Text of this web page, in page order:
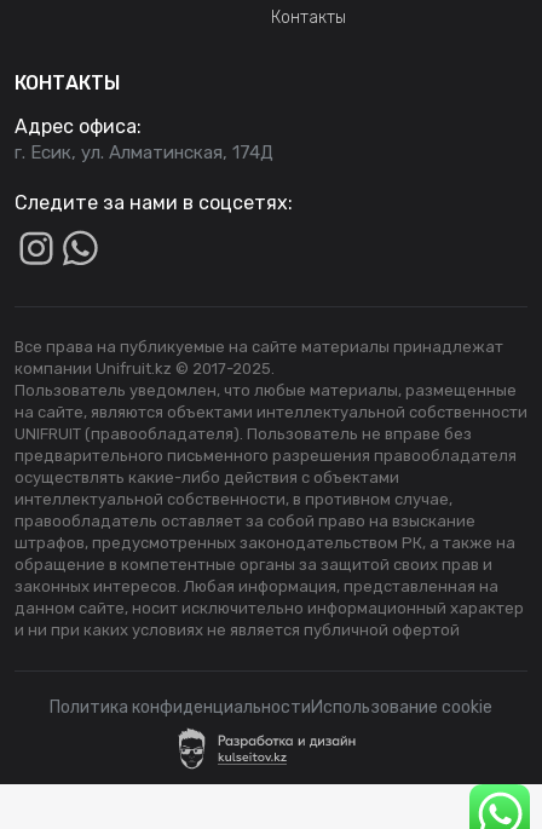
Контакты
КОНТАКТЫ
Адрес офиса:
г. Есик, ул. Алматинская, 174Д
Следите за нами в соцсетях:
Все права на публикуемые на сайте материалы принадлежат
компании Unifruit.kz © 2017-2025.
Пользователь уведомлен, что любые материалы, размещенные
на сайте, являются объектами интеллектуальной собственности
UNIFRUIT (правообладателя). Пользователь не вправе без
предварительного письменного разрешения правообладателя
осуществлять какие-либо действия с объектами
интеллектуальной собственности, в противном случае,
правообладатель оставляет за собой право на взыскание
штрафов, предусмотренных законодательством РК, а также на
обращение в компетентные органы за защитой своих прав и
законных интересов. Любая информация, представленная на
данном сайте, носит исключительно информационный характер
и ни при каких условиях не является публичной офертой
Политика конфиденциальностиИспользование cookie